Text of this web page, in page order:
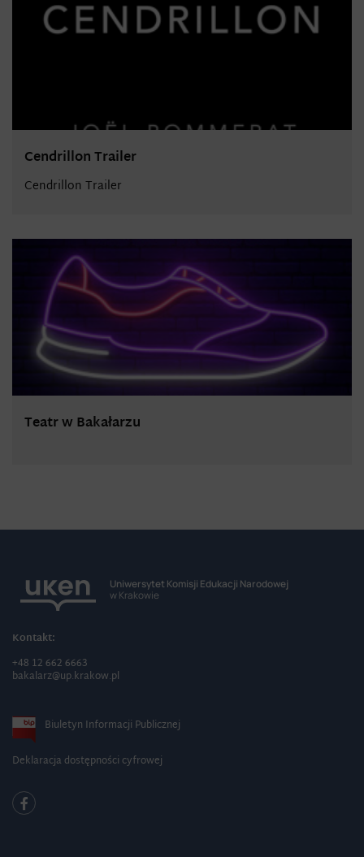
Cendrillon Trailer
Cendrillon Trailer
Teatr w Bakałarzu
Uniwersytet Komisji Edukacji Narodowej
w Krakowie
Kontakt:
+48 12 662 6663
bakalarz@up.krakow.pl
Biuletyn Informacji Publicznej
Deklaracja dostępności cyfrowej